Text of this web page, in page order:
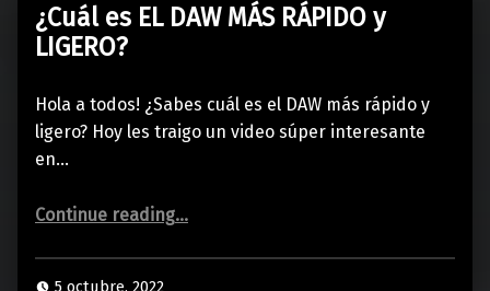
¿Cuál es EL DAW MÁS RÁPIDO y
LIGERO?
Hola a todos! ¿Sabes cuál es el DAW más rápido y
ligero? Hoy les traigo un video súper interesante
en…
Continue reading“¿Cuál es EL DAW MÁS RÁPIDO y LIGERO?”
…
5 octubre, 2022